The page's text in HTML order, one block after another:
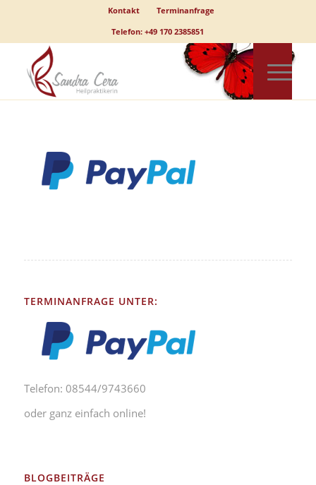
Kontakt
Terminanfrage
Telefon: +49 170 2385851
TERMINANFRAGE UNTER:
Telefon: 08544/9743660
oder ganz einfach online!
BLOGBEITRÄGE